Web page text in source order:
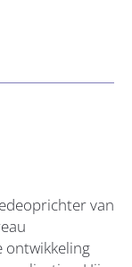
van
ontwikkeling